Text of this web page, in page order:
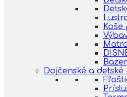
Dojčenské a